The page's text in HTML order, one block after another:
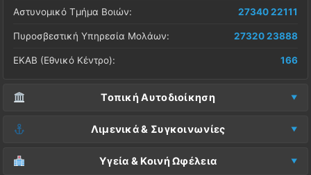
Αστυνομικό Τμήμα Βοιών: 27340 22111
Πυροσβεστική Υπηρεσία Μολάων: 27320 23888
ΕΚΑΒ (Εθνικό Κέντρο): 166
Τοπική Αυτοδιοίκηση
Δήμος Μονεμβασίας (Έδρα):
Λιμενικά & Συγκοινωνίες
Λιμεναρχείο Μονεμβασίας:
Υγεία & Κοινή Ωφέλεια